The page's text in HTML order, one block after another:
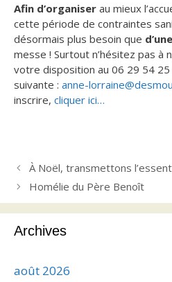
Afin d’organiser au mieux
cette période de contraintes
désormais plus besoin que
messe ! Surtout n’hésitez pas à
votre disposition au 06 29 54 25
suivante : anne-
inscrire, cliquer ici…
À Noël, transmettons
Homélie du Père Benoît
Archives
août 2026